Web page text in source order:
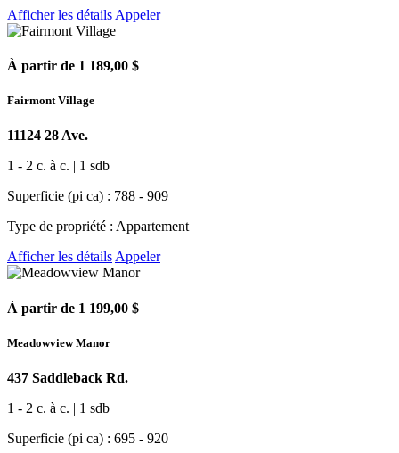
Afficher les détails Appeler
À partir de 1 189,00 $
Fairmont Village
11124 28 Ave.
1 - 2 c. à c. | 1 sdb
Superficie (pi ca) : 788 - 909
Type de propriété : Appartement
Afficher les détailsAppeler
À partir de 1 199,00 $
Meadowview Manor
437 Saddleback Rd.
1 - 2 c. à c. | 1 sdb
Superficie (pi ca) : 695 - 920